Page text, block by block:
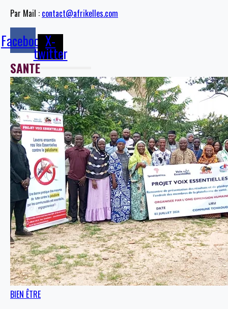
Par Mail : contact@afrikelles.com
FacebookX-
twitter
SANTE
BIEN ÊTRE